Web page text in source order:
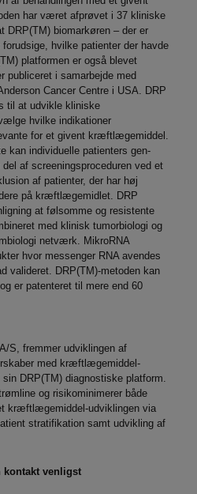
har været afprøvet i 37 kliniske
DRP(TM) biomarkøren – der er
hvilke patienter der havde
platformen er også blevet
publiceret i samarbejde med
Cancer Centre i USA. DRP
til at udvikle kliniske
hvilke indikationer
for et givent kræftlægemiddel.
kan individuelle patienters gen-
af screeningsproceduren ved et
af patienter, der har høj
på kræftlægemidlet. DRP
at følsomme og resistente
med klinisk tumorbiologi og
netværk. MikroRNA
hvor messenger RNA avendes
valideret. DRP(TM)-metoden kan
er patenteret til mere end 60
S, fremmer udviklingen af
med kræftlægemiddel-
DRP(TM) diagnostiske platform.
og risikominimerer både
kræftlægemiddel-udviklingen via
stratifikation samt udvikling af
kontakt venligst